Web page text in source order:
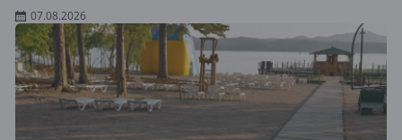
07.08.2026